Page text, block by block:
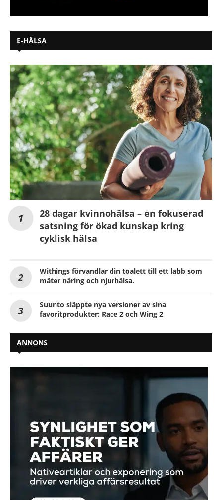
E-HÄLSA
28 dagar kvinnohälsa – en fokuserad
satsning för ökad kunskap kring
cyklisk hälsa
Withings förvandlar din toalett till ett labb som
mäter näring och njurhälsa.
Suunto släppte nya versioner av sina
favoritprodukter: Race 2 och Wing 2
ANNONS